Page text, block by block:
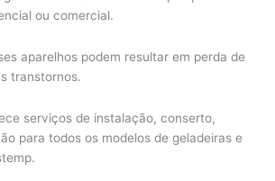
ou comercial.
aparelhos podem resultar em perda de
transtornos.
serviços de instalação, conserto,
para todos os modelos de geladeiras e